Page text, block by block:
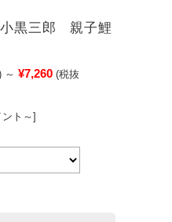
黒三郎 親子鯉
～ ¥7,260 (税抜
ト～]